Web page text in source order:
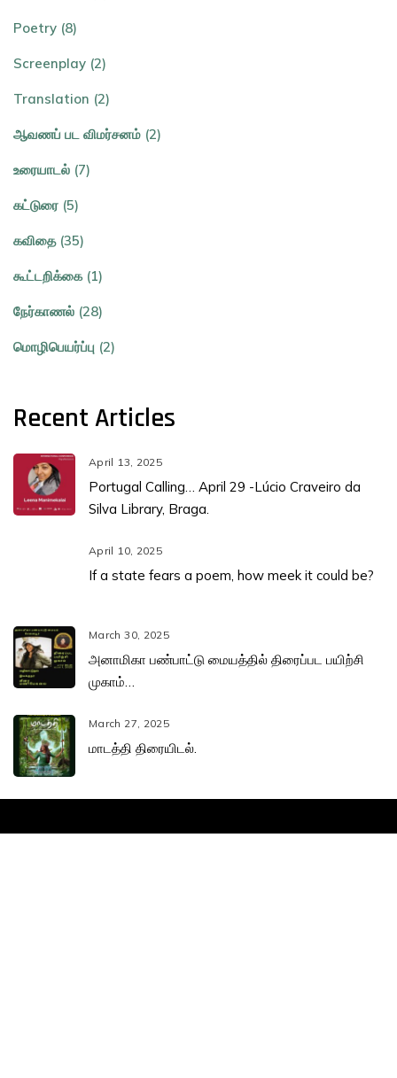
Poetry (8)
Screenplay (2)
Translation (2)
ஆவணப் பட விமர்சனம் (2)
உரையாடல் (7)
கட்டுரை (5)
கவிதை (35)
கூட்டறிக்கை (1)
நேர்காணல் (28)
மொழிபெயர்ப்பு (2)
Recent Articles
April 13, 2025
Portugal Calling… April 29 -Lúcio Craveiro da
Silva Library, Braga.
April 10, 2025
If a state fears a poem, how meek it could be?
March 30, 2025
அனாமிகா பண்பாட்டு மையத்தில் திரைப்பட பயிற்சி
முகாம்…
March 27, 2025
மாடத்தி திரையிடல்.